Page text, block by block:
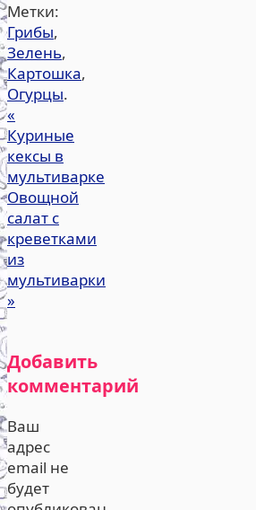
Метки:
Грибы,
Зелень,
Картошка,
Огурцы.
«
Куриные
кексы в
мультиварке
Овощной
салат с
креветками
из
мультиварки
»
Добавить
комментарий
Ваш
адрес
email не
будет